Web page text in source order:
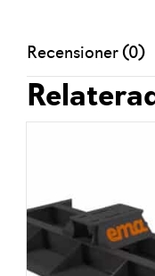
Recensioner (0)